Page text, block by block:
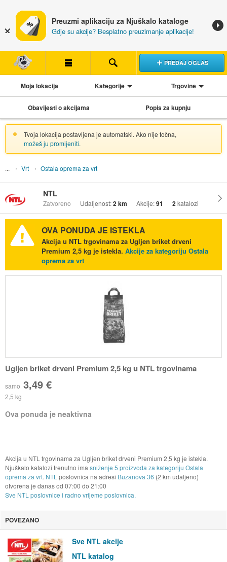
Preuzmi aplikaciju za Njuškalo kataloge
Gdje su akcije? Besplatno preuzimanje aplikacije!
PREDAJ OGLAS
Moja lokacija Kategorije Trgovine
Obavijesti o akcijama Popis za kupnju
Tvoja lokacija postavljena je automatski. Ako nije točna,
možeš ju promijeniti.
Vrt Ostala oprema za vrt
NTL
Zatvoreno Udaljenost:2 km Akcije:91 2katalozi
OVA PONUDA JE ISTEKLA
Akcija u NTL trgovinama za Ugljen briket drveni
Premium 2,5 kg je istekla. Akcije za kategoriju Ostala
oprema za vrt
Ugljen briket drveni Premium 2,5 kg u NTL trgovinama
samo 3,49 €
2,5 kg
Ova ponuda je neaktivna
Akcija u NTL trgovinama za Ugljen briket drveni Premium 2,5 kg je istekla.
Njuškalo katalozi trenutno ima sniženje 5 proizvoda za kategoriju Ostala
oprema za vrt. NTL poslovnica na adresi Bužanova 36 (2 km udaljeno)
otvorena je danas od 07:00 do 21:00
Sve NTL poslovnice i radno vrijeme poslovnica.
POVEZANO
Sve NTL akcije
NTL katalog